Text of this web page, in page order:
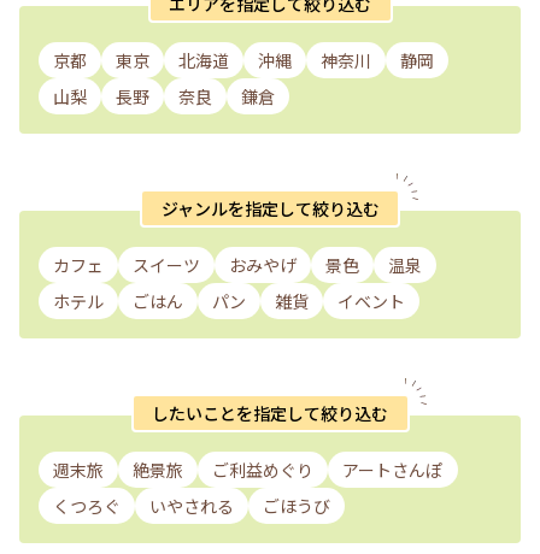
京都 東京 北海道 沖縄 神奈川
静岡
山梨
長野 奈良 鎌倉
ジャンルを指定して絞り込む
カフェ スイーツ おみやげ 景色
温泉
ホテル
ごはん パン 雑貨 イベント
したいことを指定して絞り込む
週末旅 絶景旅 ご利益めぐり
アートさんぽ
くつろぐ
いやされる ごほうび